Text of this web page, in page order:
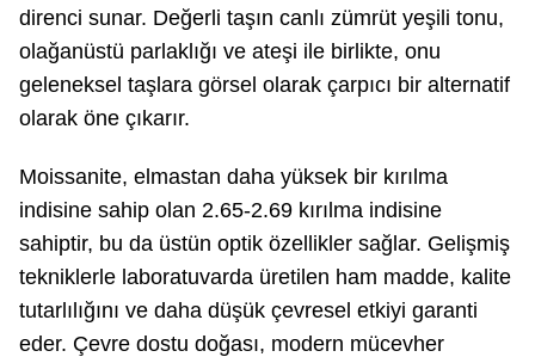
direnci sunar. Değerli taşın canlı zümrüt yeşili tonu,
olağanüstü parlaklığı ve ateşi ile birlikte, onu
geleneksel taşlara görsel olarak çarpıcı bir alternatif
olarak öne çıkarır.
Moissanite, elmastan daha yüksek bir kırılma
indisine sahip olan 2.65-2.69 kırılma indisine
sahiptir, bu da üstün optik özellikler sağlar. Gelişmiş
tekniklerle laboratuvarda üretilen ham madde, kalite
tutarlılığını ve daha düşük çevresel etkiyi garanti
eder. Çevre dostu doğası, modern mücevher